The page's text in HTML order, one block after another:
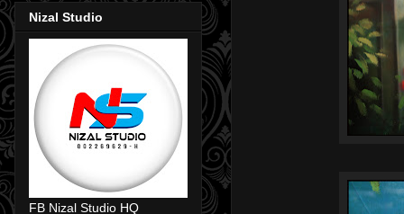
Nizal Studio
FB Nizal Studio HQ